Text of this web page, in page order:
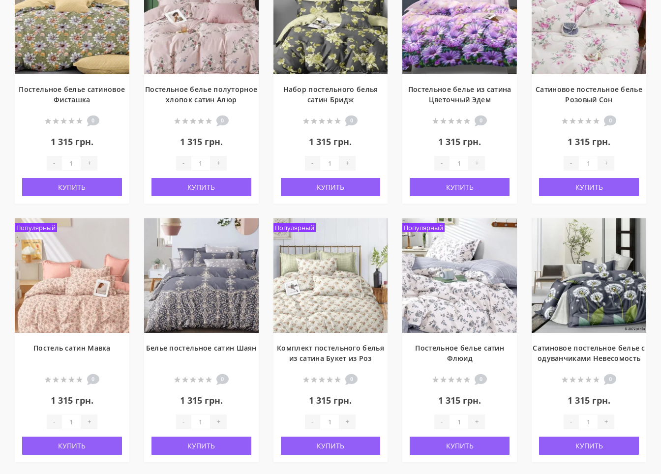
Постельное белье сатиновое
Фисташка
0
1 315 грн.
- +
КУПИТЬ
Постельное белье полуторное
хлопок сатин Алюр
0
1 315 грн.
- +
КУПИТЬ
Набор постельного белья
сатин Бридж
0
1 315 грн.
- +
КУПИТЬ
Постельное белье из сатина
Цветочный Эдем
0
1 315 грн.
- +
КУПИТЬ
Сатиновое постельное белье
Розовый Сон
0
1 315 грн.
- +
КУПИТЬ
Популярный
Постель сатин Мавка
0
1 315 грн.
- +
КУПИТЬ
Белье постельное сатин Шаян
0
1 315 грн.
- +
КУПИТЬ
Популярный
Комплект постельного белья
из сатина Букет из Роз
0
1 315 грн.
- +
КУПИТЬ
Популярный
Постельное белье сатин
Флюид
0
1 315 грн.
- +
КУПИТЬ
Сатиновое постельное белье с
одуванчиками Невесомость
0
1 315 грн.
- +
КУПИТЬ